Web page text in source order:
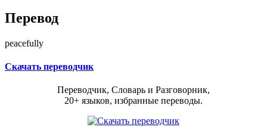
Перевод
peacefully
Скачать переводчик
Переводчик, Словарь и Разговорник,
20+ языков, избранные переводы.